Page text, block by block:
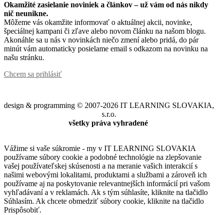
Okamžité zasielanie noviniek a článkov – už vám od nás nikdy
nič neunikne.
Môžeme vás okamžite informovať o aktuálnej akcii, novinke,
špeciálnej kampani či zľave alebo novom článku na našom blogu.
Akonáhle sa u nás v novinkách niečo zmení alebo pridá, do pár
minút vám automaticky posielame email s odkazom na novinku na
našu stránku.
Chcem sa prihlásiť
design & programming © 2007-2026 IT LEARNING SLOVAKIA,
s.r.o.
všetky práva vyhradené
Vážime si vaše súkromie - my v IT LEARNING SLOVAKIA
používame súbory cookie a podobné technológie na zlepšovanie
vašej používateľskej skúsenosti a na meranie vašich interakcií s
našimi webovými lokalitami, produktami a službami a zároveň ich
používame aj na poskytovanie relevantnejších informácií pri vašom
vyhľadávaní a v reklamách. Ak s tým súhlasíte, kliknite na tlačidlo
Súhlasím. Ak chcete obmedziť súbory cookie, kliknite na tlačidlo
Prispôsobiť.